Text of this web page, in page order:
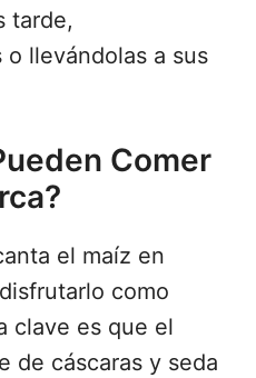
tarde,
o llevándolas a sus
Comer
el maíz en
como
clave es que el
de cáscaras y seda